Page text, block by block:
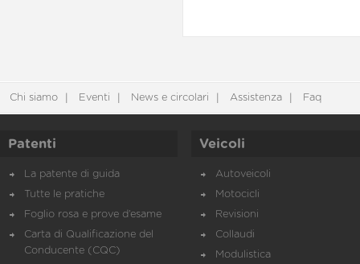
Chi siamo Eventi News e circolari Assistenza Faq
Patenti
La patente di guida
Tutte le pratiche
Foglio rosa e prove d’esame
Carta di Qualificazione del
Conducente (CQC)
Veicoli
Autoveicoli
Motocicli
Revisioni
Collaudi
Modulistica